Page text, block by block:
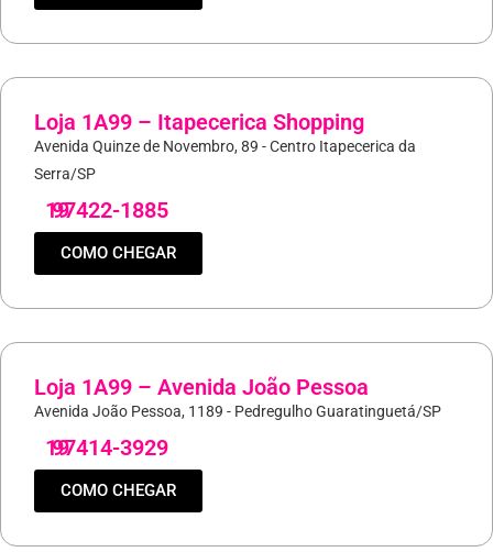
Loja 1A99 – Itapecerica Shopping
Avenida Quinze de Novembro, 89 - Centro Itapecerica da
Serra/SP
19
97422-1885
COMO CHEGAR
Loja 1A99 – Avenida João Pessoa
Avenida João Pessoa, 1189 - Pedregulho Guaratinguetá/SP
19
97414-3929
COMO CHEGAR